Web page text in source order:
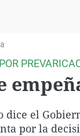
Equipo de
Operación Viuda
País
dice el
por la